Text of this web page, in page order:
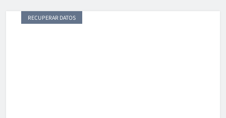
RECUPERAR DATOS